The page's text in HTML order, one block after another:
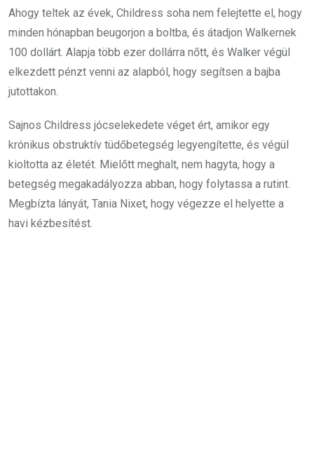
Ahogy teltek az évek, Childress soha nem felejtette el, hogy
minden hónapban beugorjon a boltba, és átadjon Walkernek
100 dollárt. Alapja több ezer dollárra nőtt, és Walker végül
elkezdett pénzt venni az alapból, hogy segítsen a bajba
jutottakon.
Sajnos Childress jócselekedete véget ért, amikor egy
krónikus obstruktív tüdőbetegség legyengítette, és végül
kioltotta az életét. Mielőtt meghalt, nem hagyta, hogy a
betegség megakadályozza abban, hogy folytassa a rutint.
Megbízta lányát, Tania Nixet, hogy végezze el helyette a
havi kézbesítést.